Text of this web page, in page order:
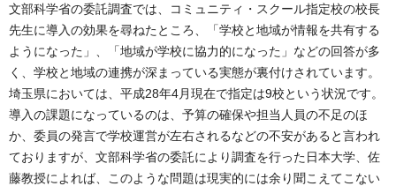
文部科学省の委託調査では、コミュニティ・スクール指定校の校長
先生に導入の効果を尋ねたところ、「学校と地域が情報を共有する
ようになった」、「地域が学校に協力的になった」などの回答が多
く、学校と地域の連携が深まっている実態が裏付けされています。
埼玉県においては、平成28年4月現在で指定は9校という状況です。
導入の課題になっているのは、予算の確保や担当人員の不足のほ
か、委員の発言で学校運営が左右されるなどの不安があると言われ
ておりますが、文部科学省の委託により調査を行った日本大学、佐
藤教授によれば、このような問題は現実的には余り聞こえてこない